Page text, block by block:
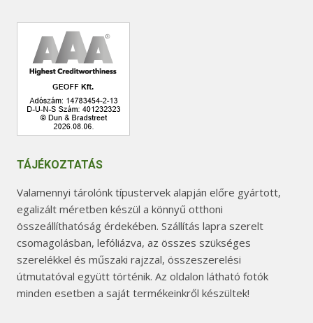
TÁJÉKOZTATÁS
Valamennyi tárolónk típustervek alapján előre gyártott,
egalizált méretben készül a könnyű otthoni
összeállíthatóság érdekében. Szállítás lapra szerelt
csomagolásban, lefóliázva, az összes szükséges
szerelékkel és műszaki rajzzal, összeszerelési
útmutatóval együtt történik. Az oldalon látható fotók
minden esetben a saját termékeinkről készültek!